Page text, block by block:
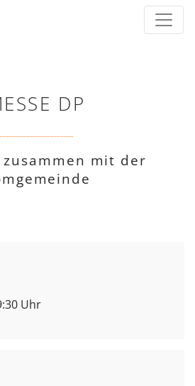
DP
zusammen mit der
Uhr